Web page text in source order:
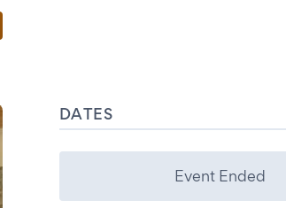
DATES
Event Ended